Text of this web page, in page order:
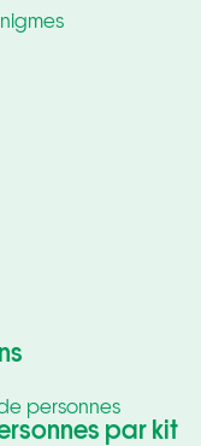
personnes
par kit